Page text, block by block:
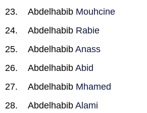
Abdelhabib Mouhcine
Abdelhabib Rabie
Abdelhabib Anass
Abdelhabib Abid
Abdelhabib Mhamed
Abdelhabib Alami